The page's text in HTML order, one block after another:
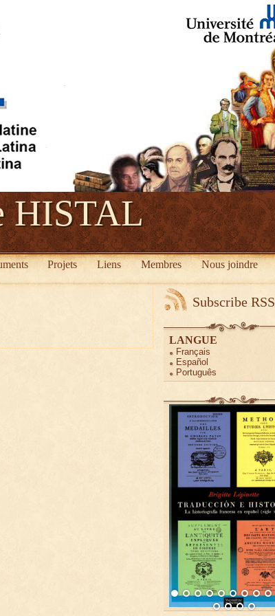
HISTAL
Projets Liens Membres Nous joindre
Subscribe RSS
LANGUE
Français
Español
Português